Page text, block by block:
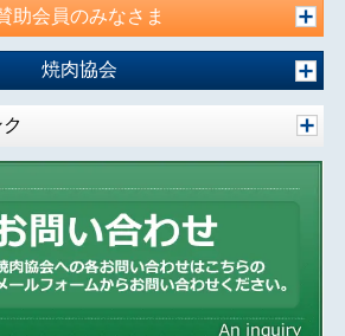
助会員のみなさま
焼肉協会